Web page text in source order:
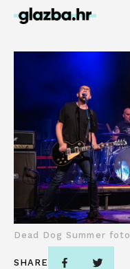
Dead Dog Summer foto
SHARE